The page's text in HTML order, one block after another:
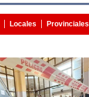
Locales Provinciales